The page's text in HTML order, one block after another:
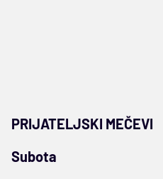
PRIJATELJSKI MEČEVI
Subota